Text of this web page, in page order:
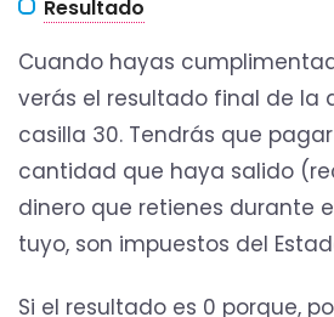
Resultado
Cuando hayas
verás el resultado final de la
casilla 30. Tendrás que
cantidad que haya salido
dinero que retienes durante
tuyo, son impuestos del
Si el resultado es 0 porque,